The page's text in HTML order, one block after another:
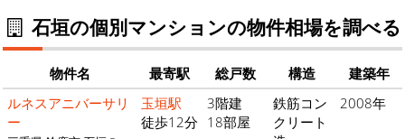
石垣の個別マンションの物件相場を調べる
物件名 最寄駅 総戸数 構造
建築年
ルネスアニバーサリ
ー
玉垣駅
徒歩12分
3階建
18部屋
鉄筋コン
クリート
2008年